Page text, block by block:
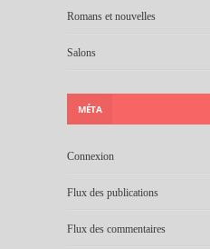
Romans et nouvelles
Salons
MÉTA
Connexion
Flux des publications
Flux des commentaires